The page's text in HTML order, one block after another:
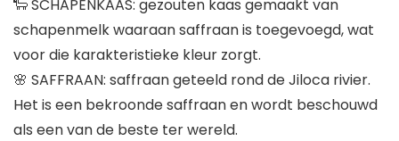
🐑 SCHAPENKAAS: gezouten kaas gemaakt van
schapenmelk waaraan saffraan is toegevoegd, wat
voor die karakteristieke kleur zorgt.
🌸 SAFFRAAN: saffraan geteeld rond de Jiloca rivier.
Het is een bekroonde saffraan en wordt beschouwd
als een van de beste ter wereld.